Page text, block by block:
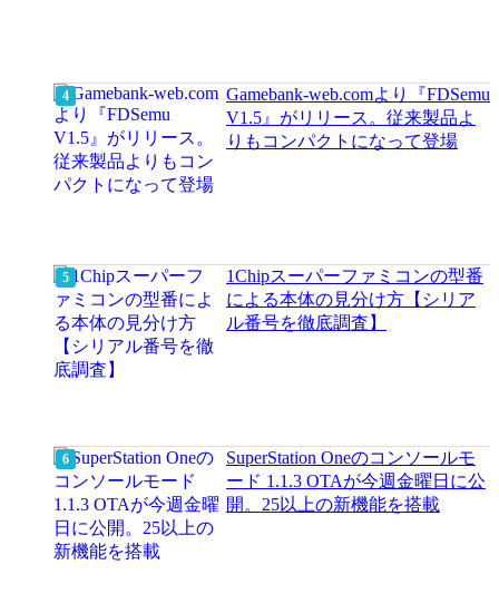
Gamebank-web.comより『FDSemu
V1.5』がリリース。従来製品よ
りもコンパクトになって登場
1Chipスーパーファミコンの型番
による本体の見分け方【シリア
ル番号を徹底調査】
SuperStation Oneのコンソールモ
ード 1.1.3 OTAが今週金曜日に公
開。25以上の新機能を搭載